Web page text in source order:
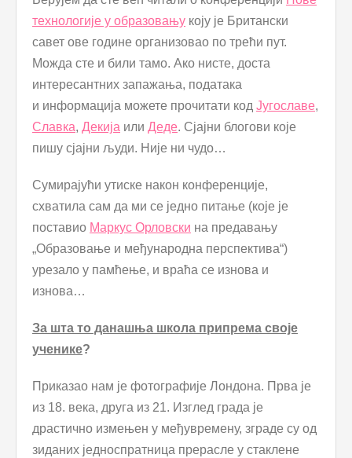
технологије у образовању коју је Британски
савет ове године организовао по трећи пут.
Можда сте и били тамо. Ако нисте, доста
интересантних запажања, података
и информација можете прочитати код Југославе,
Славка, Декија или Деде. Сјајни блогови које
пишу сјајни људи. Није ни чудо…
Сумирајући утиске након конференције,
схватила сам да ми се једно питање (које је
поставио Маркус Орловски на предавању
„Образовање и међународна перспектива“)
урезало у памћење, и враћа се изнова и
изнова…
За шта то данашња школа припрема своје
ученике?
Приказао нам је фотографије Лондона. Прва је
из 18. века, друга из 21. Изглед града је
драстично измењен у међувремену, зграде су од
зиданих једноспратница прерасле у стаклене